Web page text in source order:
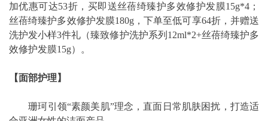
加优惠可达53折，买即送丝蓓绮臻护多效修护发膜15g*4；
丝蓓绮臻护多效修护发膜180g，下单至低可享64折，并赠送
洗护发小样3件礼（臻致修护洗护系列12ml*2+丝蓓绮臻护多
效修护发膜15g）。
【面部护理】
珊珂引领“素颜美肌”理念，直面日常肌肤困扰，打造适